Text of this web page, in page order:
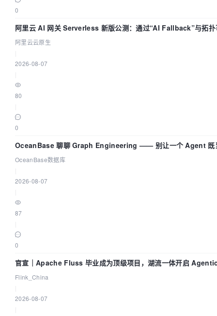
0
阿里云 AI 网关 Serverless 新版公测：通过“AI Fallback”与拓扑
建 AI 流量治理底座
阿里云云原生
2026-08-07
80
0
OceanBase 聊聊 Graph Engineering —— 别让一个 Agent 既
又
OceanBase数据库
2026-08-07
87
0
官宣｜Apache Fluss 毕业成为顶级项目，湖流一体开启
面实时化时代
Flink_China
2026-08-07